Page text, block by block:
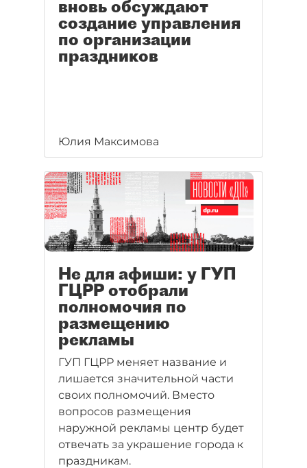
вновь обсуждают
создание управления
по организации
праздников
Юлия Максимова
Не для афиши: у ГУП
ГЦРР отобрали
полномочия по
размещению
рекламы
ГУП ГЦРР меняет название и
лишается значительной части
своих полномочий. Вместо
вопросов размещения
наружной рекламы центр будет
отвечать за украшение города к
праздникам.